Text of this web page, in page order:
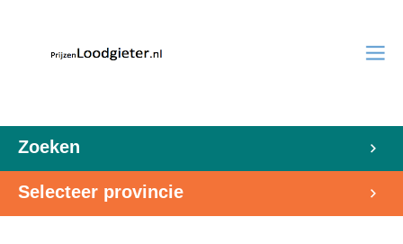
Zoeken
Selecteer provincie